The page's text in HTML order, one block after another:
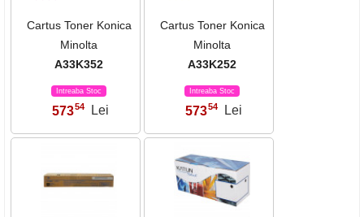
Cartus Toner Konica
Minolta
A33K352
Intreaba Stoc
57354 Lei
Cartus Toner Konica
Minolta
A33K252
Intreaba Stoc
57354 Lei